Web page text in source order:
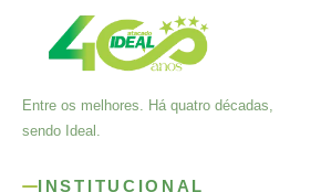
Entre os melhores. Há quatro décadas,
sendo Ideal.
INSTITUCIONAL